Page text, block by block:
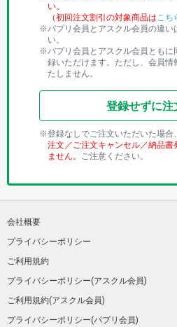
い。
（初回注文割引の対象商品はこち
パプリ会員とアスクル会員の違い
い。
パプリ会員とアスクル会員とも
録いただけます。ただし、会員
たしません。
登録せずに注
登録なしでご注文いただいた場合、
注文／ご注文キャンセル／納品書
ません。 ご注意ください。
会社概要
プライバシーポリシー
ご利用規約
プライバシーポリシー(アスクル会員)
ご利用規約(アスクル会員)
プライバシーポリシー(パプリ会員)